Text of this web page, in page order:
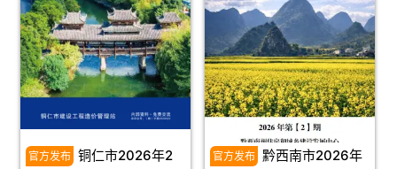
铜仁市2026年2
黔西南市2026年